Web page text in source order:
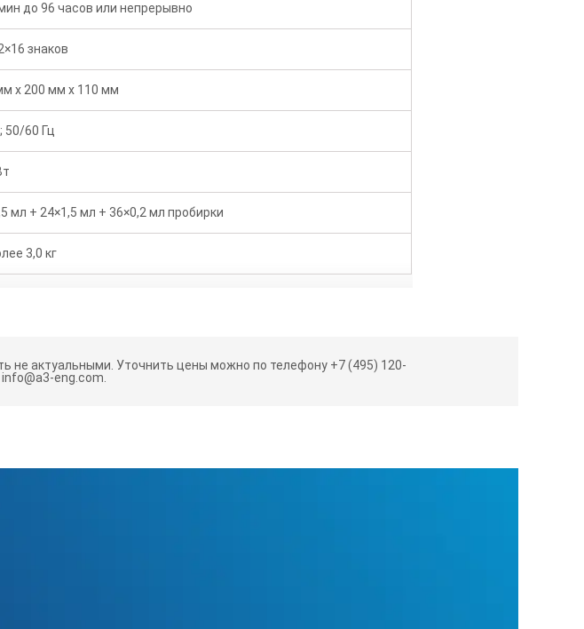
до 96 часов или непрерывно
2×16 знаков
x 200 мм x 110 мм
50/60 Гц
мл + 24×1,5 мл + 36×0,2 мл пробирки
3,0 кг
+20°С…+120°С
не актуальными. Уточнить цены можно по телефону +7 (495) 120-
eng.com.